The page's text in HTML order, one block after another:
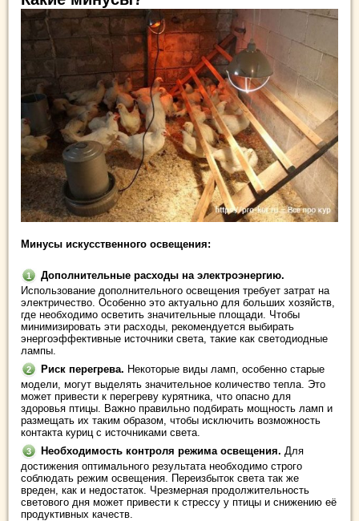
Минусы искусственного освещения:
Дополнительные расходы на электроэнергию.
Использование дополнительного освещения требует затрат на
электричество. Особенно это актуально для больших хозяйств,
где необходимо осветить значительные площади. Чтобы
минимизировать эти расходы, рекомендуется выбирать
энергоэффективные источники света, такие как светодиодные
лампы.
Риск перегрева. Некоторые виды ламп, особенно старые
модели, могут выделять значительное количество тепла. Это
может привести к перегреву курятника, что опасно для
здоровья птицы. Важно правильно подбирать мощность ламп и
размещать их таким образом, чтобы исключить возможность
контакта куриц с источниками света.
Необходимость контроля режима освещения. Для
достижения оптимального результата необходимо строго
соблюдать режим освещения. Переизбыток света так же
вреден, как и недостаток. Чрезмерная продолжительность
светового дня может привести к стрессу у птицы и снижению её
продуктивных качеств.